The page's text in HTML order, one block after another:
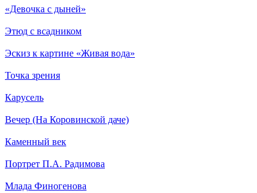
«Девочка с дыней»
Этюд с всадником
Эскиз к картине «Живая вода»
Точка зрения
Карусель
Вечер (На Коровинской даче)
Каменный век
Портрет П.А. Радимова
Млада Финогенова